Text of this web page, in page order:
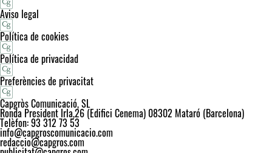
Aviso legal
Política de cookies
Política de privacidad
Preferències de privacitat
Capgròs Comunicació, SL
Ronda President Irla,26 (Edifici Cenema) 08302 Mataró (Barcelona)
Telèfon: 93 312 73 53
info@capgroscomunicacio.com
redaccio@capgros.com